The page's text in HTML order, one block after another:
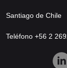
Santiago de Chile
Teléfono +56 2